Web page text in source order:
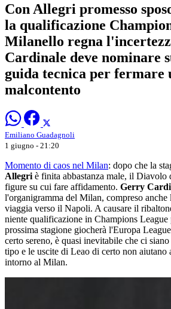
Con Allegri promesso
la qualificazione
Milanello regna
Cardinale deve nominare
guida tecnica per fermare
malcontento
Emiliano Guadagnoli
1 giugno - 21:20
Momento di caos nel Milan: dopo che la
Allegri è finita abbastanza male, il Diavolo
figure su cui fare affidamento. Gerry
l'organigramma del Milan, compreso anche
viaggia verso il Napoli. A causare il
niente qualificazione in Champions
prossima stagione giocherà l'Europa
certo sereno, è quasi inevitabile che ci
tipo e le uscite di Leao di certo non aiutano
intorno al Milan.